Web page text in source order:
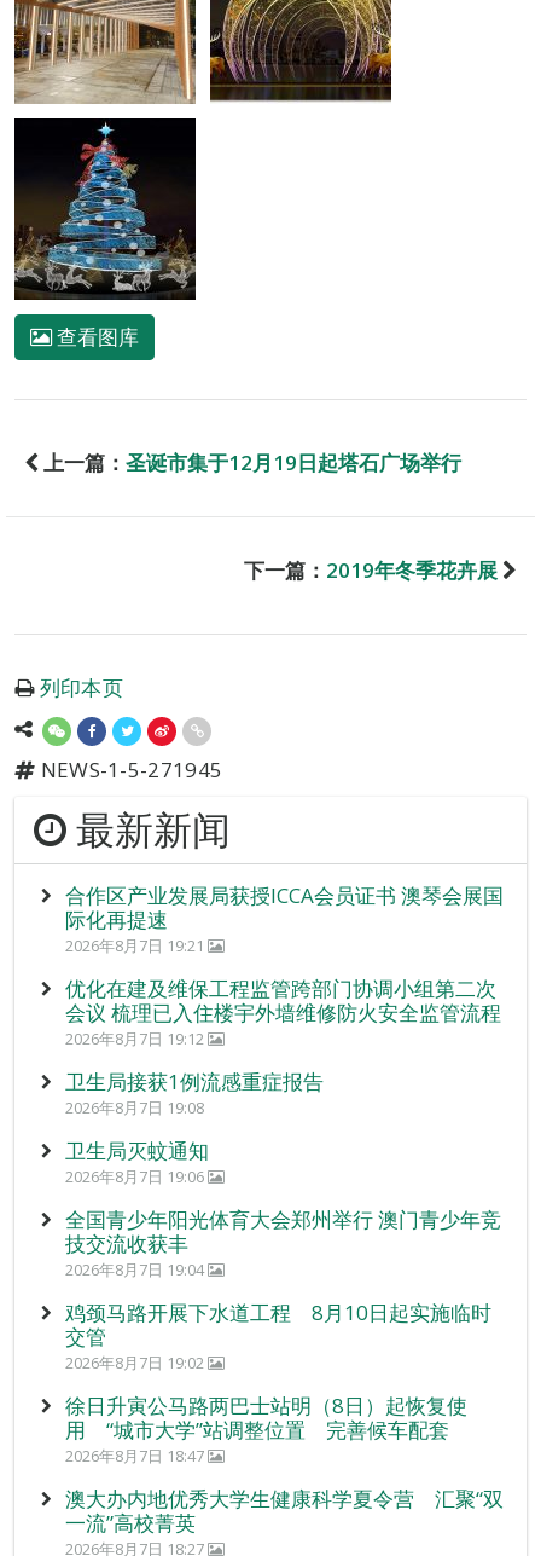
查看图库
上一篇： 圣诞市集于12月19日起塔石广场举行
下一篇： 2019年冬季花卉展
列印本页
NEWS-1-5-271945
最新新闻
合作区产业发展局获授ICCA会员证书 澳琴会展国
际化再提速
2026年8月7日 19:21
优化在建及维保工程监管跨部门协调小组第二次
会议 梳理已入住楼宇外墙维修防火安全监管流程
2026年8月7日 19:12
卫生局接获1例流感重症报告
2026年8月7日 19:08
卫生局灭蚊通知
2026年8月7日 19:06
全国青少年阳光体育大会郑州举行 澳门青少年竞
技交流收获丰
2026年8月7日 19:04
鸡颈马路开展下水道工程 8月10日起实施临时
交管
2026年8月7日 19:02
徐日升寅公马路两巴士站明（8日）起恢复使
用 “城市大学”站调整位置 完善候车配套
2026年8月7日 18:47
澳大办内地优秀大学生健康科学夏令营 汇聚“双
一流”高校菁英
2026年8月7日 18:27